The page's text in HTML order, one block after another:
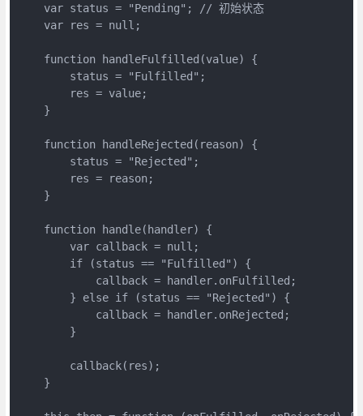
    var status = "Pending"; // 初始状态
    var res = null;
    function handleFulfilled(value) {
        status = "Fulfilled";
        res = value;
    }
    function handleRejected(reason) {
        status = "Rejected";
        res = reason;
    }
    function handle(handler) {
        var callback = null;
        if (status == "Fulfilled") {
            callback = handler.onFulfilled;
        } else if (status == "Rejected") {
            callback = handler.onRejected;
        }
        callback(res);
    }